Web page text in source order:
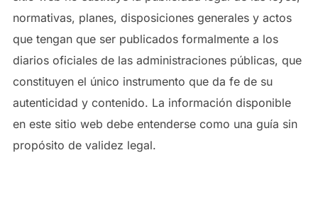
normativas, planes, disposiciones generales y actos
que tengan que ser publicados formalmente a los
diarios oficiales de las administraciones públicas, que
constituyen el único instrumento que da fe de su
autenticidad y contenido. La información disponible
en este sitio web debe entenderse como una guía sin
propósito de validez legal.